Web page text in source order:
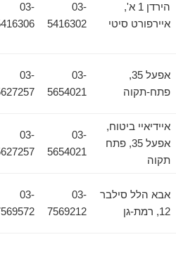
הירדן 1 א',
איירפורט סיטי
03-
5416302
03-
5416306
אפעל 35,
פתח-תקוה
03-
5654021
03-
5627257
איידיאיי ביטוח,
אפעל 35, פתח
תקוה
03-
5654021
03-
5627257
אבא הלל סילבר
12, רמת-גן
03-
7569212
03-
7569572